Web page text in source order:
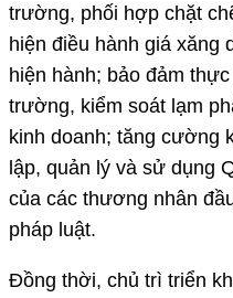
trường, phối hợp chặt
hiện điều hành giá xăng
hiện hành; bảo đảm
trường, kiểm soát lạm
kinh doanh; tăng cường
lập, quản lý và sử dụng
của các thương nhân
pháp luật.
Đồng thời, chủ trì triển